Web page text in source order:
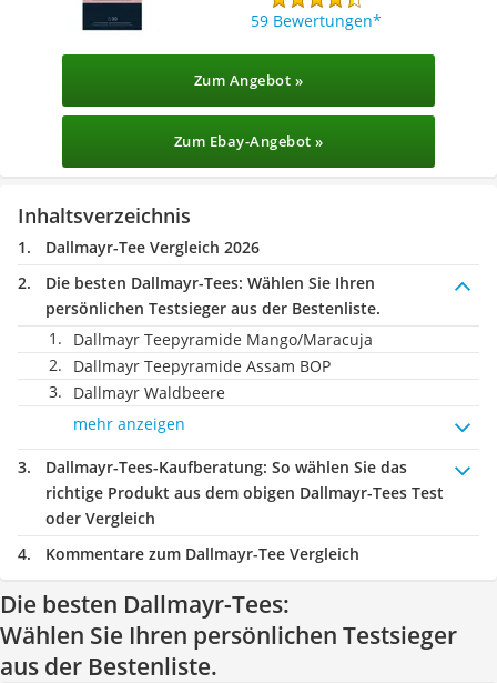
59 Bewertungen
Zum Angebot »
Zum Ebay-Angebot »
Inhaltsverzeichnis
Dallmayr-Tee Vergleich 2026
Die besten Dallmayr-Tees: Wählen Sie Ihren
persönlichen Testsieger aus der Bestenliste.
Dallmayr Teepyramide Mango/Maracuja
Dallmayr Teepyramide Assam BOP
Dallmayr Waldbeere
mehr anzeigen
Dallmayr-Tees-Kaufberatung: So wählen Sie das
richtige Produkt aus dem obigen Dallmayr-Tees Test
oder Vergleich
Kommentare zum Dallmayr-Tee Vergleich
Die besten Dallmayr-Tees:
Wählen Sie Ihren persönlichen Testsieger
aus der Bestenliste.